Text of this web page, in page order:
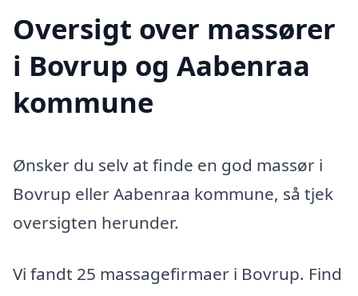
Oversigt over massører
i Bovrup og Aabenraa
kommune
Ønsker du selv at finde en god massør i
Bovrup eller Aabenraa kommune, så tjek
oversigten herunder.
Vi fandt 25 massagefirmaer i Bovrup. Find